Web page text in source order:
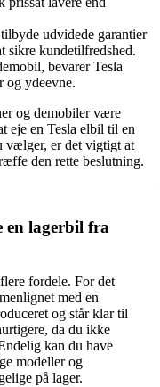
udvidede garantier
sikre kundetilfredshed.
bevarer Tesla
og ydeevne.
og demobiler være
eje en Tesla elbil til en
vælger, er det vigtigt at
den rette beslutning.
en lagerbil fra
fordele. For det
med en
og står klar til
da du ikke
kan du have
modeller og
på lager.